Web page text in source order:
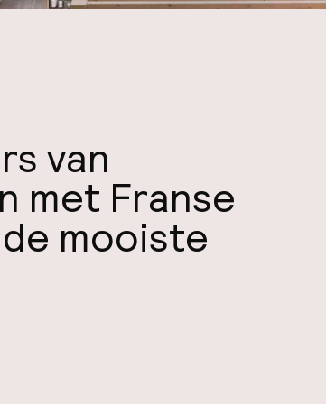
van
met Franse
mooiste